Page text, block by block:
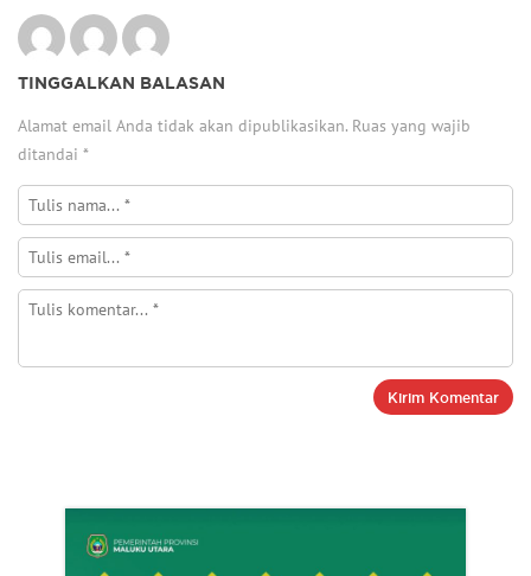
TINGGALKAN BALASAN
Alamat email Anda tidak akan dipublikasikan. Ruas yang wajib
ditandai *